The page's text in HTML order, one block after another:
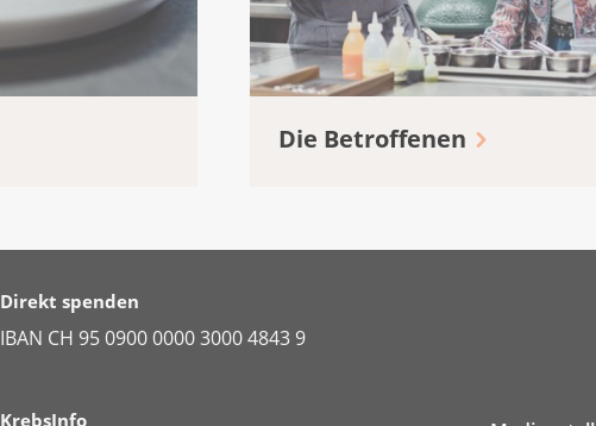
Die Betroffenen
Direkt spenden
IBAN CH 95 0900 0000 3000 4843 9
KrebsInfo